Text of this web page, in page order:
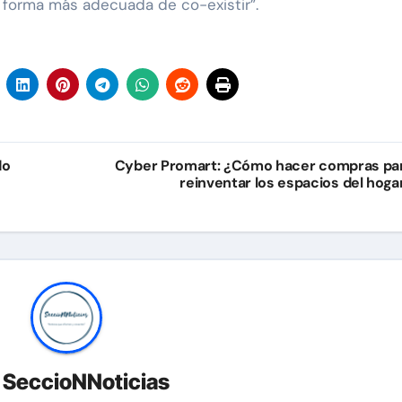
más adecuada de co-existir”.
Cyber Promart: ¿Cómo hacer compras
reinventar los espacios del
SeccioNNoticias